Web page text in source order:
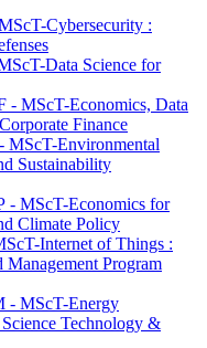
Cybersecurity :
Data Science for
- MScT-Economics, Data
Finance
MScT-Environmental
Sustainability
- MScT-Economics for
Climate Policy
Internet of Things :
Management Program
- MScT-Energy
Technology &